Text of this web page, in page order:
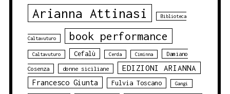
Arianna Attinasi Biblioteca
Caltavuturo book performance
Caltavuturo Cefalù Cerda Ciminna Damiano
Cosenza donne siciliane EDIZIONI ARIANNA
Francesco Giunta Fulvia Toscano Gangi